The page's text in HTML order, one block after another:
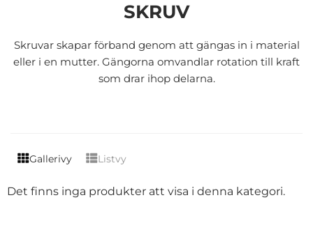
SKRUV
Skruvar skapar förband genom att gängas in i material
eller i en mutter. Gängorna omvandlar rotation till kraft
som drar ihop delarna.
Gallerivy Listvy
Det finns inga produkter att visa i denna kategori.
Välkommen! Välj hur du vill
handla:
Företag